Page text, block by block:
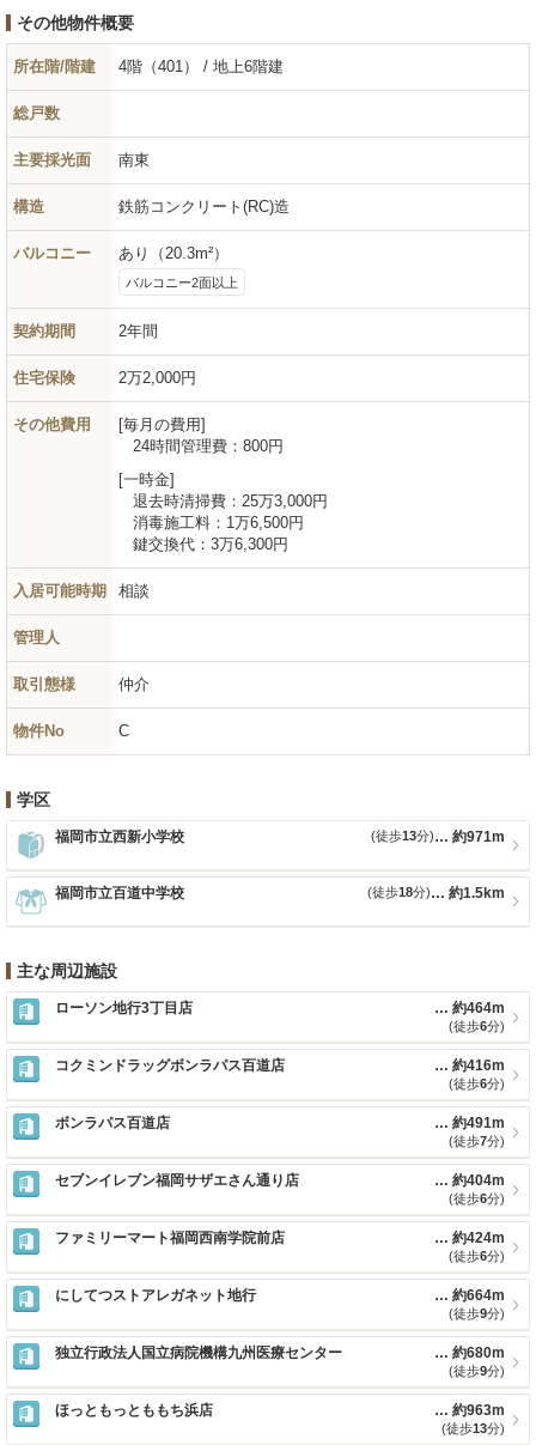
その他物件概要
所在階/階建 4階（401） / 地上6階建
総戸数
主要採光面 南東
構造 鉄筋コンクリート(RC)造
バルコニー あり（20.3m²）
バルコニー2面以上
契約期間 2年間
住宅保険 2万2,000円
その他費用
毎月の費用
24時間管理費： 800円
一時金
退去時清掃費： 25万3,000円
消毒施工料： 1万6,500円
鍵交換代： 3万6,300円
入居可能時期 相談
管理人
取引態様 仲介
物件No C
学区
福岡市立西新小学校 約971m
(徒歩13分)
福岡市立百道中学校 約1.5km
(徒歩18分)
主な周辺施設
ローソン地行3丁目店 約464m
(徒歩6分)
コクミンドラッグボンラパス百道店 約416m
(徒歩6分)
ボンラパス百道店 約491m
(徒歩7分)
セブンイレブン福岡サザエさん通り店 約404m
(徒歩6分)
ファミリーマート福岡西南学院前店 約424m
(徒歩6分)
にしてつストアレガネット地行 約664m
(徒歩9分)
独立行政法人国立病院機構九州医療センター 約680m
(徒歩9分)
ほっともっとももち浜店 約963m
(徒歩13分)